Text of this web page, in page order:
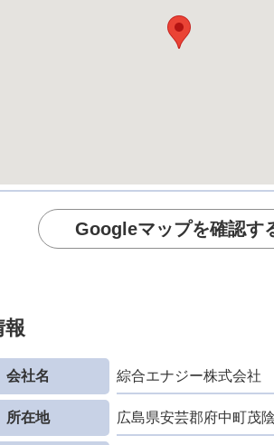
Googleマップを確認す
報
会社名 綜合エナジー株式会社
所在地 広島県安芸郡府中町茂